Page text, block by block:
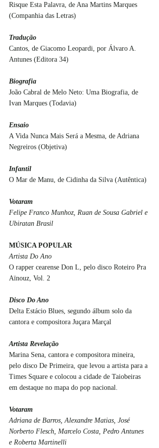
Risque Esta Palavra, de Ana Martins Marques
(Companhia das Letras)
Tradução
Cantos, de Giacomo Leopardi, por Álvaro A.
Antunes (Editora 34)
Biografia
João Cabral de Melo Neto: Uma Biografia, de
Ivan Marques (Todavia)
Ensaio
A Vida Nunca Mais Será a Mesma, de Adriana
Negreiros (Objetiva)
Infantil
O Mar de Manu, de Cidinha da Silva (Autêntica)
Votaram
Felipe Franco Munhoz, Ruan de Sousa Gabriel e
Ubiratan Brasil
MÚSICA POPULAR
Artista Do Ano
O rapper cearense Don L, pelo disco Roteiro Pra
Aïnouz, Vol. 2
Disco Do Ano
Delta Estácio Blues, segundo álbum solo da
cantora e compositora Juçara Marçal
Artista Revelação
Marina Sena, cantora e compositora mineira,
pelo disco De Primeira, que levou a artista para a
Times Square e colocou a cidade de Taiobeiras
em destaque no mapa do pop nacional.
Votaram
Adriana de Barros, Alexandre Matias, José
Norberto Flesch, Marcelo Costa, Pedro Antunes
e Roberta Martinelli